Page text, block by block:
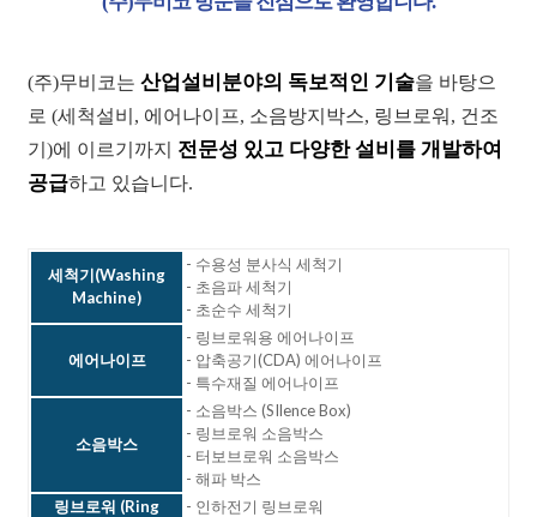
(주)무비코는 산업설비분야의 독보적인 기술을 바탕으
로 (세척설비, 에어나이프, 소음방지박스, 링브로워, 건조
기)에 이르기까지 전문성 있고 다양한 설비를 개발하여
공급하고 있습니다.
세척기(Washing
Machine)
- 수용성 분사식 세척기
- 초음파 세척기
- 초순수 세척기
에어나이프
- 링브로워용 에어나이프
- 압축공기(CDA) 에어나이프
- 특수재질 에어나이프
소음박스
- 소음박스 (SIlence Box)
- 링브로워 소음박스
- 터보브로워 소음박스
- 해파 박스
링브로워 (Ring
- 인하전기 링브로워